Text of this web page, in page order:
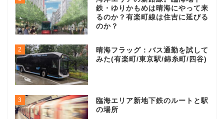
鉄・ゆりかもめは晴海にやって来
るのか？有楽町線は住吉に延びる
のか？
2
晴海フラッグ：バス通勤を試して
みた(有楽町/東京駅/錦糸町/四谷)
3
臨海エリア新地下鉄のルートと駅
の場所